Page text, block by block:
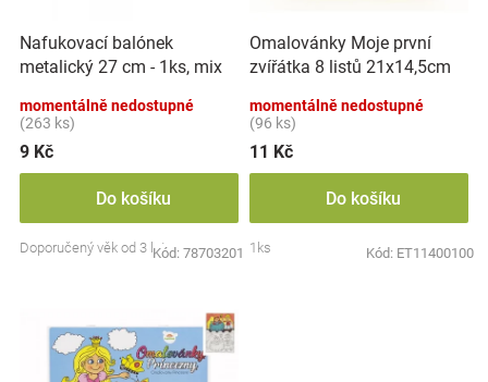
Hračkářství
ůo
d
u
k
ů
Nafukovací balónek
metalický 27 cm - 1ks, mix
momentálně nedostupné
(263 ks)
9 Kč
Do košíku
Doporučený věk od 3 letKód: 78703201
Omalovánky Moje první
zvířátka 8 listů 21x14,5cm
momentálně nedostupné
(96 ks)
11 Kč
Do košíku
1ks Kód: ET11400100